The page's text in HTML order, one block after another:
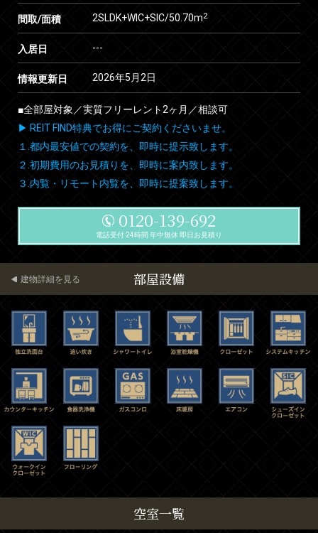
間取/面積 2SLDK+WIC+SIC/50.70m2
入居日 ---
情報更新日 2026年5月2日
■全部屋対象／実質フリーレント2ヶ月／相談可
▶ REIT FIND特典でお得にご契約くださいませ。
１.都内最安値での契約を、即時に提示致します。
２.初期費用のお見積りを、即時に案内致します。
３.内覧・リモート内覧を、即時に提案致します。
0120-139-692
電話受付 24時間 年中無休 即日お見積り
部屋設備
建物詳細を見る
空室一覧